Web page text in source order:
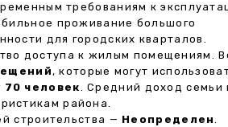
требованиям к
проживание большого
для городских кварталов.
доступа к жилым помещениям.
, которые могут
70 человек. Средний доход семьи
района.
строительства — Неопределен.